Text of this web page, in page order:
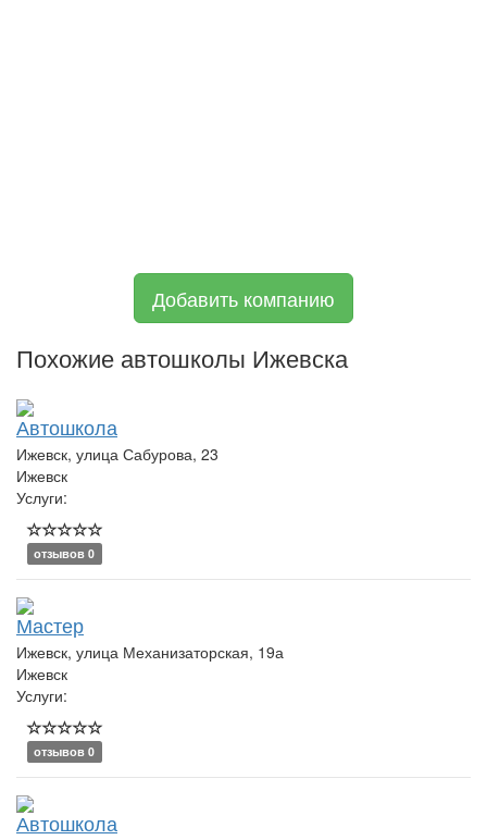
Добавить компанию
Похожие автошколы Ижевска
Автошкола
Ижевск, улица Сабурова, 23
Ижевск
Услуги:
отзывов 0
Мастер
Ижевск, улица Механизаторская, 19а
Ижевск
Услуги:
отзывов 0
Автошкола